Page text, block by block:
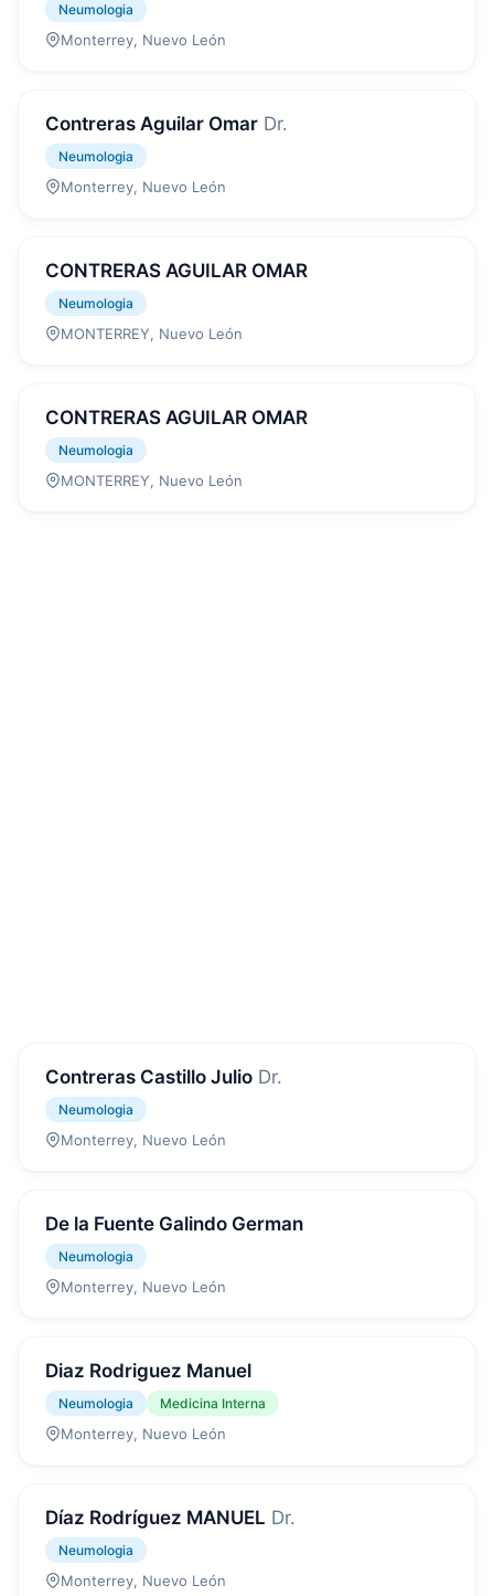
Neumologia
Monterrey, Nuevo León
Contreras Aguilar Omar Dr.
Neumologia
Monterrey, Nuevo León
CONTRERAS AGUILAR OMAR
Neumologia
MONTERREY, Nuevo León
CONTRERAS AGUILAR OMAR
Neumologia
MONTERREY, Nuevo León
Contreras Castillo Julio Dr.
Neumologia
Monterrey, Nuevo León
De la Fuente Galindo German
Neumologia
Monterrey, Nuevo León
Diaz Rodriguez Manuel
Neumologia Medicina Interna
Monterrey, Nuevo León
Díaz Rodríguez MANUEL Dr.
Neumologia
Monterrey, Nuevo León